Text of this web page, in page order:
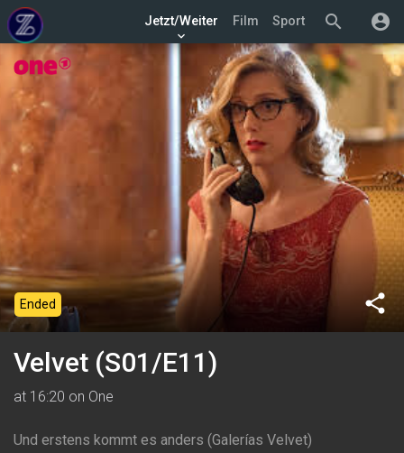
search account_circle
Jetzt/Weiter
keyboard_arrow_down
Film Sport
share
Ended
Velvet (S01/E11)
at 16:20 on One
Und erstens kommt es anders (Galerías Velvet)